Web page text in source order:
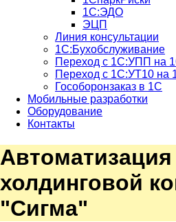
1С:ЭДО
ЭЦП
Линия консультации
1С:Бухобслуживание
Переход с 1С:УПП на
Переход с 1С:УТ10 на
Гособоронзаказ в 1С
Мобильные разработки
Оборудование
Контакты
холдинговой
"Сигма"